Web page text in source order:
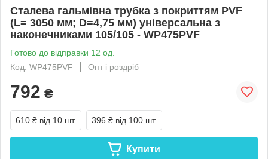
Сталева гальмівна трубка з покриттям PVF
(L= 3050 мм; D=4,75 мм) універсальна з
наконечниками 105/105 - WP475PVF
Готово до відправки 12 од.
Код: WP475PVF
Опт і роздріб
792 ₴
610 ₴ від 10 шт. 396 ₴ від 100 шт.
Купити